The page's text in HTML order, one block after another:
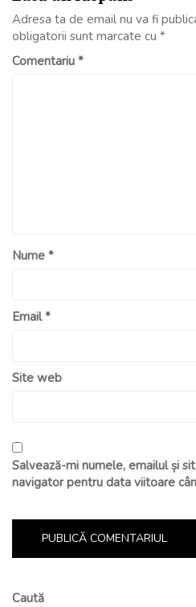
Adresa ta de email nu va fi
obligatorii sunt marcate cu *
Comentariu *
Nume *
Email*
Site web
Salvează-mi numele, emailul și
navigator pentru data viitoare
Caută